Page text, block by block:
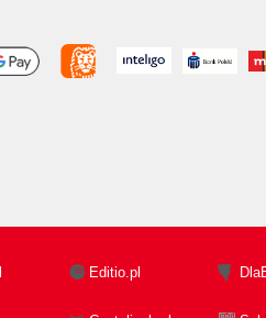
Editio.pl